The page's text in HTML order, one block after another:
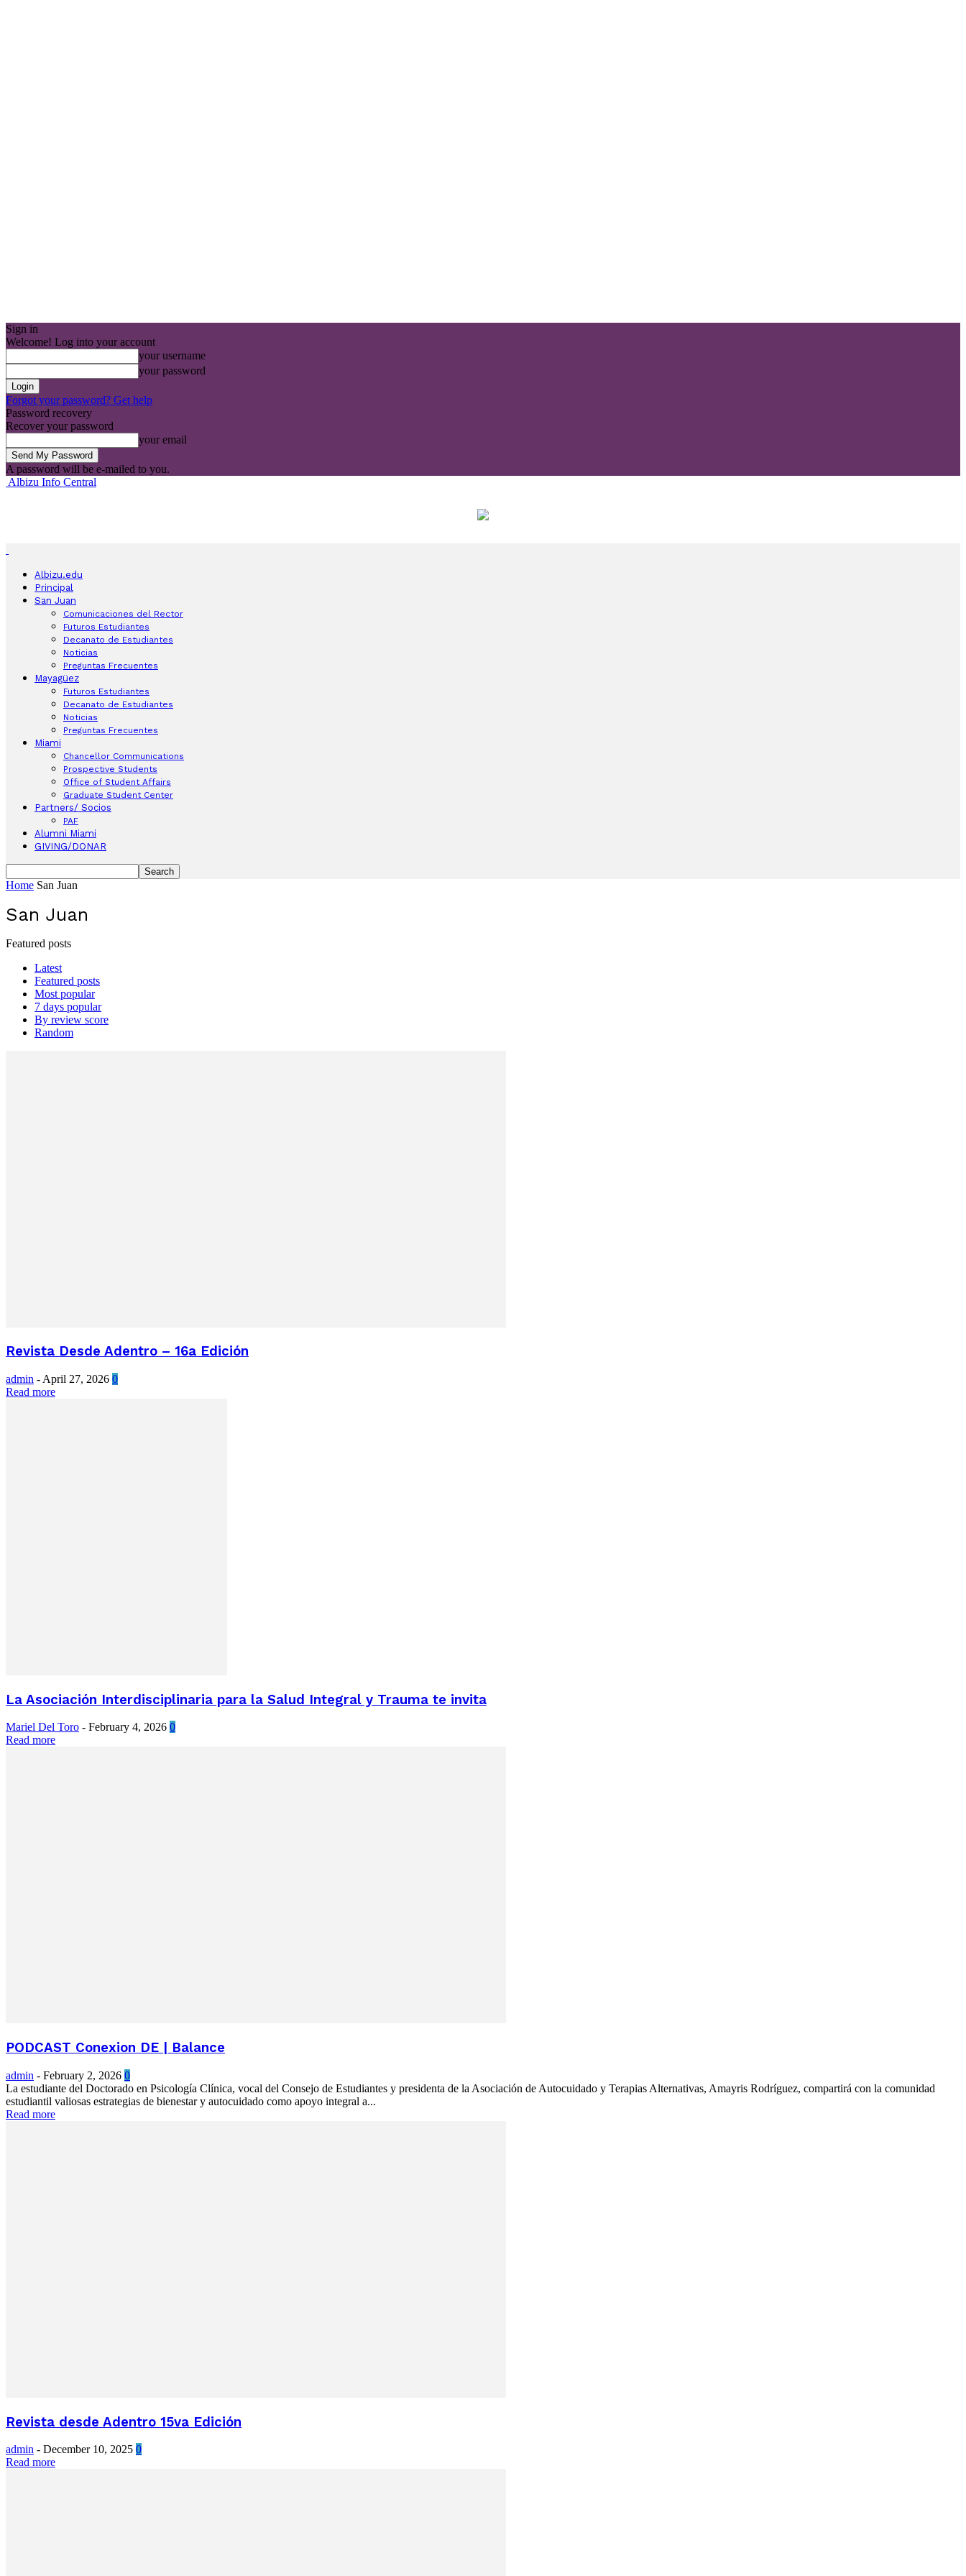
Sign in
Welcome! Log into your account
your username
your password
Forgot your password? Get help
Password recovery
Recover your password
your email
A password will be e-mailed to you.
Albizu Info Central
Albizu.edu
Principal
San Juan
Comunicaciones del Rector
Futuros Estudiantes
Decanato de Estudiantes
Noticias
Preguntas Frecuentes
Mayagüez
Futuros Estudiantes
Decanato de Estudiantes
Noticias
Preguntas Frecuentes
Miami
Chancellor Communications
Prospective Students
Office of Student Affairs
Graduate Student Center
Partners/ Socios
PAF
Alumni Miami
GIVING/DONAR
Home San Juan
San Juan
Featured posts
Latest
Featured posts
Most popular
7 days popular
By review score
Random
Revista Desde Adentro – 16a Edición
admin - April 27, 2026 0
Read more
La Asociación Interdisciplinaria para la Salud Integral y Trauma te invita
Mariel Del Toro - February 4, 2026 0
Read more
PODCAST Conexion DE | Balance
admin - February 2, 2026 0
La estudiante del Doctorado en Psicología Clínica, vocal del Consejo de Estudiantes y presidenta de la Asociación de Autocuidado y Terapias Alternativas, Amayris Rodríguez, compartirá con la comunidad
estudiantil valiosas estrategias de bienestar y autocuidado como apoyo integral a...
Read more
Revista desde Adentro 15va Edición
admin - December 10, 2025 0
Read more